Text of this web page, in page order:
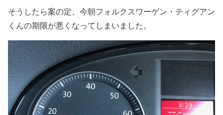
そうしたら案の定、今朝フォルクスワーゲン・ティグアン
くんの期限が悪くなってしまいました。